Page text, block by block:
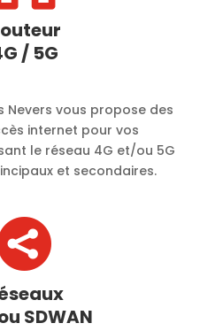
/ 5G
Nevers vous propose des
internet pour vos
le réseau 4G et/ou 5G
et secondaires.
SDWAN